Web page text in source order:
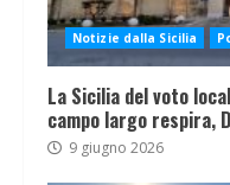
Notizie dalla Sicilia
La Sicilia del voto
campo largo respira,
9 giugno 2026